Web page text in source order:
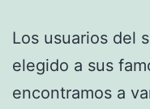
Los usuarios del
elegido a sus
encontramos a